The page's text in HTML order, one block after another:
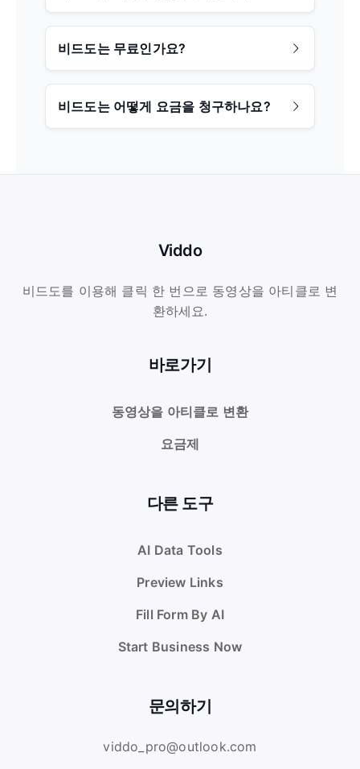
비드도는 무료인가요?
비드도는 어떻게 요금을 청구하나요?
Viddo
비드도를 이용해 클릭 한 번으로 동영상을 아티클로 변
환하세요.
바로가기
동영상을 아티클로 변환
요금제
다른 도구
AI Data Tools
Preview Links
Fill Form By AI
Start Business Now
문의하기
viddo_pro@outlook.com